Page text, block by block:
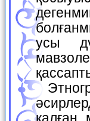
усы
Этнографиялық мағлыўматларға қарағанда өткен